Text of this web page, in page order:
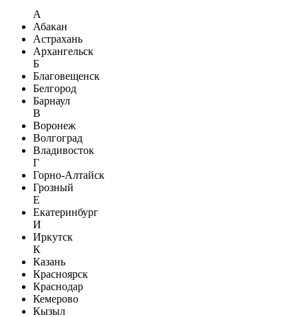
А
Абакан
Астрахань
Архангельск
Б
Благовещенск
Белгород
Барнаул
В
Воронеж
Волгоград
Владивосток
Г
Горно-Алтайск
Грозный
Е
Екатеринбург
И
Иркутск
К
Казань
Красноярск
Краснодар
Кемерово
Кызыл